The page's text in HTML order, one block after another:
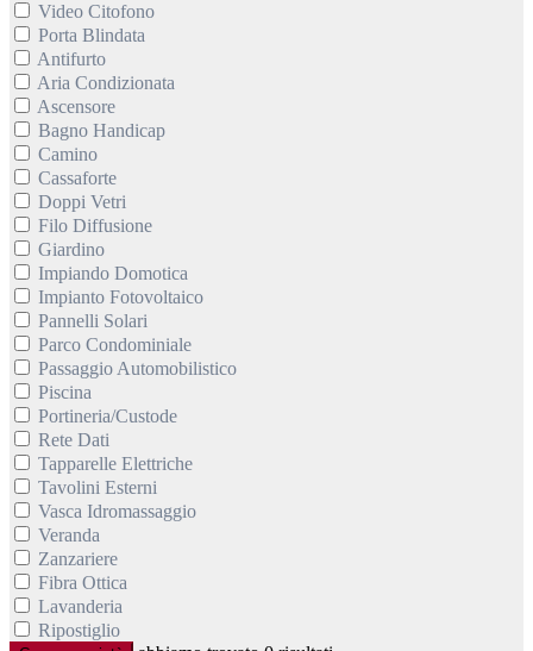
Video Citofono
Porta Blindata
Antifurto
Aria Condizionata
Ascensore
Bagno Handicap
Camino
Cassaforte
Doppi Vetri
Filo Diffusione
Giardino
Impiando Domotica
Impianto Fotovoltaico
Pannelli Solari
Parco Condominiale
Passaggio Automobilistico
Piscina
Portineria/Custode
Rete Dati
Tapparelle Elettriche
Tavolini Esterni
Vasca Idromassaggio
Veranda
Zanzariere
Fibra Ottica
Lavanderia
Ripostiglio